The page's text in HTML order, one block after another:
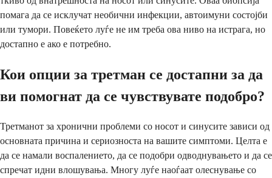
помага да се исклучат необични инфекции, автоимуни состојби
или тумори. Повеќето луѓе не им треба ова ниво на истрага, но
достапно е ако е потребно.
Кои опции за третман се достапни за да
ви помогнат да се чувствувате подобро?
Третманот за хронични проблеми со носот и синусите зависи од
основната причина и сериозноста на вашите симптоми. Целта е
да се намали воспалението, да се подобри одводнувањето и да се
спречат идни влошувања. Многу луѓе наоѓаат олеснување со